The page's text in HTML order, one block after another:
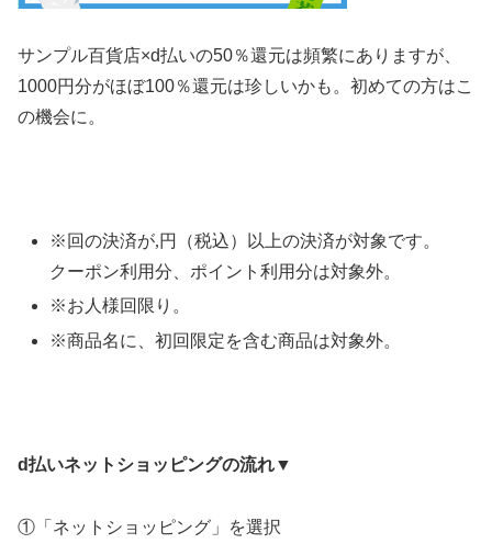
サンプル百貨店×d払いの50％還元は頻繁にありますが、
1000円分がほぼ100％還元は珍しいかも。初めての方はこ
の機会に。
※1回の決済が1,001円（税込）以上の決済が対象です。
クーポン利用分、ポイント利用分は対象外。
※ お1人様1回限り。
※商品名に、初回限定を含む商品は対象外。
d払いネットショッピングの流れ▼
①「ネットショッピング」を選択